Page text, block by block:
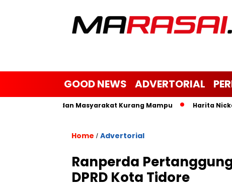
GOOD NEWS ADVERTORIAL
Janda dan Masyarakat Kurang Mampu Harita Nickel
Home / Advertorial
Ranperda
DPRD Kota Tidore